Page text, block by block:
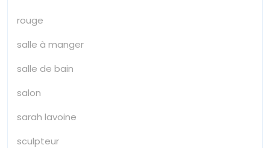
rouge
salle à manger
salle de bain
salon
sarah lavoine
sculpteur